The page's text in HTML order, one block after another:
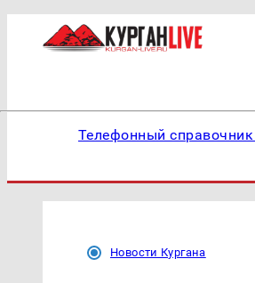
Телефонный справочник
Новости Кургана